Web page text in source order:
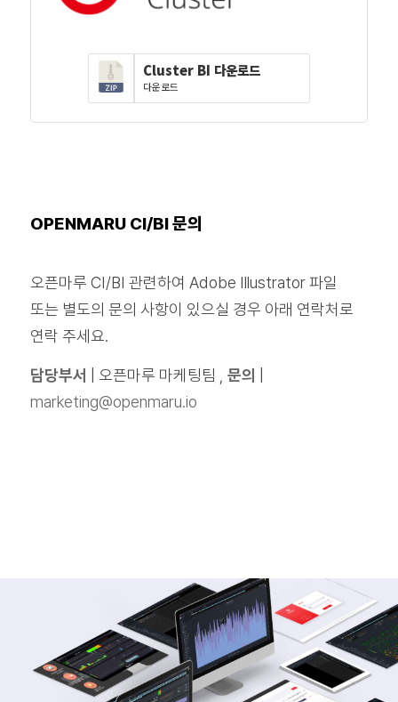
Cluster BI 다운로드
다운로드
OPENMARU CI/BI 문의
오픈마루 CI/BI 관련하여 Adobe Illustrator 파일
또는 별도의 문의 사항이 있으실 경우 아래 연락처로
연락 주세요.
담당부서 | 오픈마루 마케팅팀 , 문의
marketing@openmaru.io